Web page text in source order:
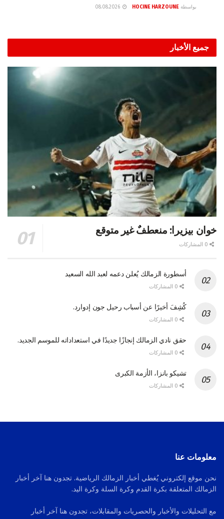
بواسطة HOCINE HARZOUNE
جميع الأخبار
خوان بيزيرا: منعطفٌ غير متوقع
أسطورة الزمالك يُعلن دعمه لعبد الله السعيد
كُشِفَ أخيرًا عن أسباب رحيل جون إدوارد.
حقق نادي الزمالك إنجازًا جديدًا في استعداداته للموسم الجديد.
تشيكو بانزا، الأزمة الكبرى
معلومات عنا
نحن موقع إلكتروني يُغطي أخبار الزمالك الرياضية. تجدون هنا آخر أخبار
الزمالك المتعلقة بكرة القدم وكرة السلة وكرة اليد.
مع التحليلات والأخبار والحصريات والمقابلات، تجدون هنا آخر أخبار